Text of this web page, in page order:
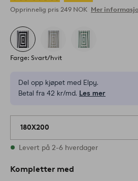
Opprinnelig pris 249 NOK Mer
Farge: Svart/hvit
Del opp kjøpet med Elpy.
Betal fra 42 kr/md. Les mer
180X200
På lager
Levert på 2-6 hverdager
Kompletter med